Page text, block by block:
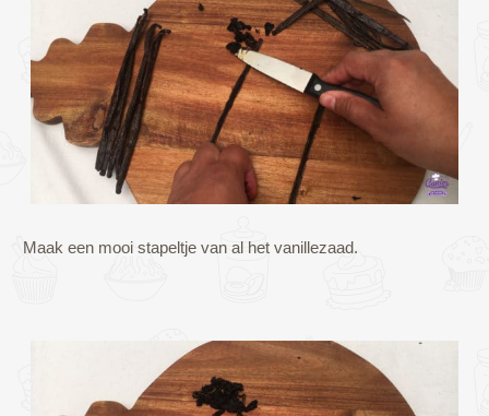
Maak een mooi stapeltje van al het vanillezaad.